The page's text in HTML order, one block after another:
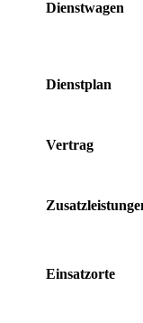
Dienstwagen
Dienstplan
Vertrag
Einsatzorte